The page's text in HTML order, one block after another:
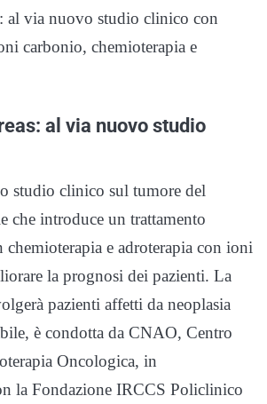
al via nuovo studio clinico con
carbonio, chemioterapia e
al via nuovo studio
studio clinico sul tumore del
che introduce un trattamento
chemioterapia e adroterapia con ioni
la prognosi dei pazienti. La
pazienti affetti da neoplasia
è condotta da CNAO, Centro
Oncologica, in
la Fondazione IRCCS Policlinico